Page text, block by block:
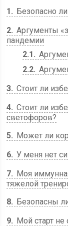
1
Безопасно
2 Аргументы
пандемии
2.1
2.2
3 Стоит ли
4 Стоит ли
светофоров?
5
Может ли
6 У меня нет
7
Моя
тяжелой
8
Безопасны
9
Мой старт